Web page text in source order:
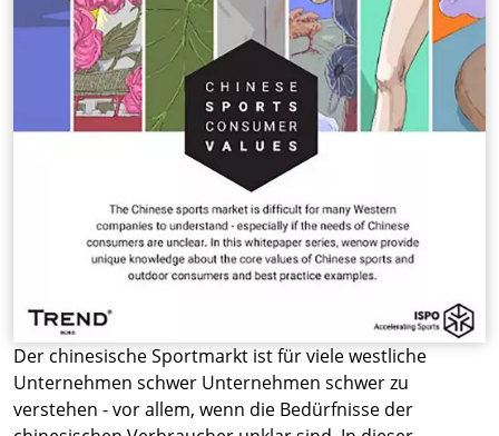
Der chinesische Sportmarkt ist für viele westliche
Unternehmen schwer Unternehmen schwer zu
verstehen - vor allem, wenn die Bedürfnisse der